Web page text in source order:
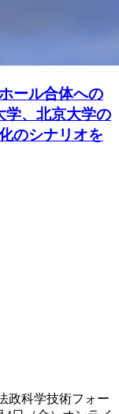
ール合体への
、北京大学の
のシナリオを
政科学技術フォー